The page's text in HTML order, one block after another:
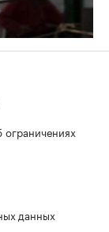
данных